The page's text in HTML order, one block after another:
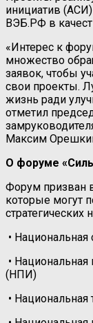
инициатив
ВЭБ.РФ в
«Интерес к
множество
заявок, чтобы
свои проекты.
жизнь ради
отметил
Максим
О форуме
Форум призван
которые могут
стратегических
•
•
(НПИ)
•